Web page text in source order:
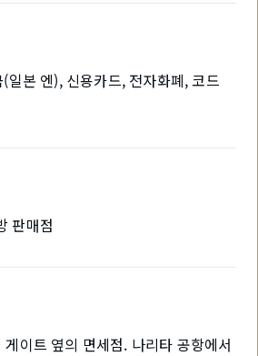
일본 엔), 신용카드, 전자화폐, 코드
판매점
이트 옆의 면세점. 나리타 공항에서